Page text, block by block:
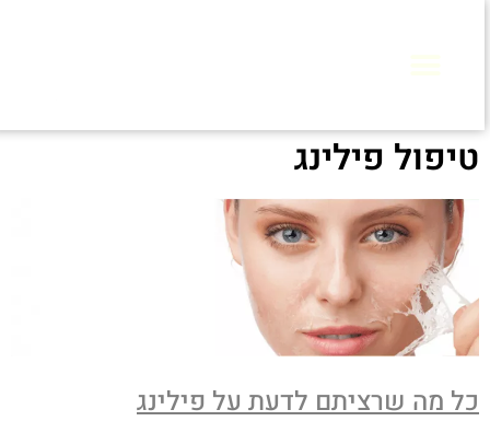
טיפול פילינג
כל מה שרציתם לדעת על פילינג